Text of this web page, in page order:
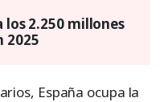
los 2.250 millones
2025
España ocupa la